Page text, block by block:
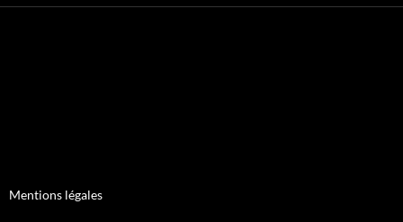
Mentions légales